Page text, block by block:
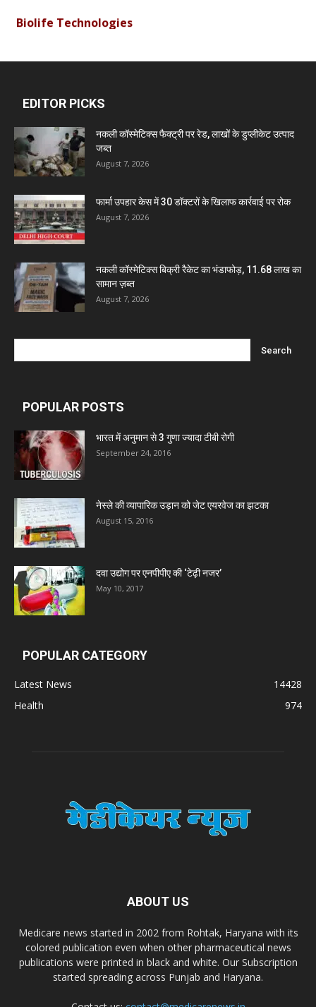
Biolife Technologies
Dava India
Invision Pharma Limited
Ben Pharmaceuticals
Marxx Pharma
Mcneil & Argus Pharmaceuticals Limited
Nitin Lifesciences Ltd.
Deep Shree Pharmaceuticals
Zumentes Healthcare
Digital Vision
Sat Jinda Kalyana Pharmacy
A.S. Pharmaceuticals
Dr. D Pharma
Domagk Smith Labs Pvt Ltd
Diya Healthcare Private Limited
EDITOR PICKS
नकली कॉस्मेटिक्स फैक्ट्री पर रेड, लाखों के डुप्लीकेट उत्पाद
जब्त
August 7, 2026
फार्मा उपहार केस में 30 डॉक्टरों के खिलाफ कार्रवाई पर रोक
August 7, 2026
नकली कॉस्मेटिक्स बिक्री रैकेट का भंडाफोड़, 11.68 लाख का
सामान ज़ब्त
August 7, 2026
POPULAR POSTS
भारत में अनुमान से 3 गुणा ज्यादा टीबी रोगी
September 24, 2016
नेस्ले की व्यापारिक उड़ान को जेट एयरवेज का झटका
August 15, 2016
दवा उद्योग पर एनपीपीए की ‘टेढ़ी नजर’
May 10, 2017
POPULAR CATEGORY
Latest News
14428
Health
974
ABOUT US
Medicare news started in 2002 from Rohtak, Haryana with its
colored publication even when other pharmaceutical news
publications were printed in black and white. Our Subscription
started spreading across Punjab and Haryana.